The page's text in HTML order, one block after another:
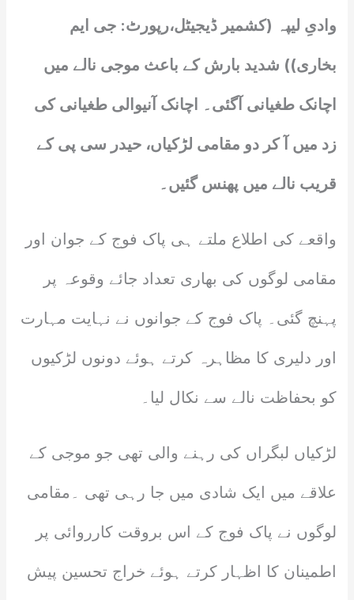
وادیِ لیپہ (کشمیر ڈیجیٹل،رپورٹ: جی ایم
بخاری)) شدید بارش کے باعث موجی نالے میں
اچانک طغیانی آگئی۔ اچانک آنیوالی طغیانی کی
زد میں آ کر دو مقامی لڑکیاں، حیدر سی پی کے
قریب نالے میں پھنس گئیں۔
واقعے کی اطلاع ملتے ہی پاک فوج کے جوان اور
مقامی لوگوں کی بھاری تعداد جائے وقوعہ پر
پہنچ گئی۔ پاک فوج کے جوانوں نے نہایت مہارت
اور دلیری کا مظاہرہ کرتے ہوئے دونوں لڑکیوں
کو بحفاظت نالے سے نکال لیا۔
لڑکیاں لبگراں کی رہنے والی تھی جو موجی کے
علاقے میں ایک شادی میں جا رہی تھی ۔مقامی
لوگوں نے پاک فوج کے اس بروقت کارروائی پر
اطمینان کا اظہار کرتے ہوئے خراج تحسین پیش